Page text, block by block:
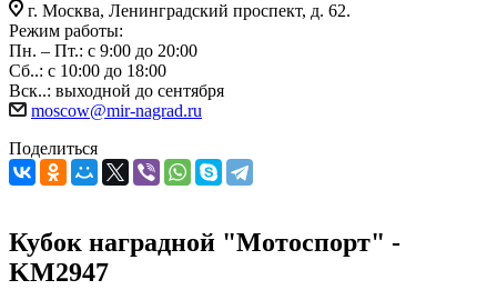
г. Москва, Ленинградский проспект, д. 62.
Режим работы:
Пн. – Пт.: с 9:00 до 20:00
Сб..: с 10:00 до 18:00
Вск..: выходной до сентября
moscow@mir-nagrad.ru
Поделиться
Кубок наградной "Мотоспорт" -
KM2947